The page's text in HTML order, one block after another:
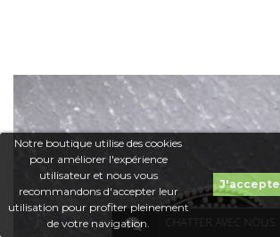
Notre boutique utilise des cookies
pour améliorer l'expérience
utilisateur et nous vous
recommandons d'accepter leur
utilisation pour profiter pleinement
de votre navigation.
J'accepte
CHATTER AVEC NOUS